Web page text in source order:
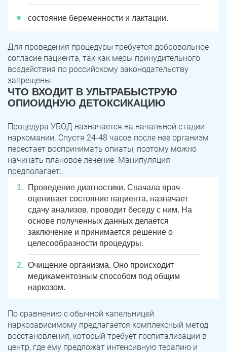
состояние беременности и лактации.
Для проведения процедуры требуется добровольное
согласие пациента, так как меры принудительного
воздействия по российскому законодательству
запрещены.
ЧТО ВХОДИТ В УЛЬТРАБЫСТРУЮ
ОПИОИДНУЮ ДЕТОКСИКАЦИЮ
Процедура УБОД назначается на начальной стадии
наркомании. Спустя 24-48 часов после нее организм
перестает воспринимать опиаты, поэтому можно
начинать плановое лечение. Манипуляция
предполагает:
Проведение диагностики. Сначала врач
оценивает состояние пациента, назначает
сдачу анализов, проводит беседу с ним. На
основе полученных данных делается
заключение и принимается решение о
целесообразности процедуры.
Очищение организма. Оно происходит
медикаментозным способом под общим
наркозом.
По сравнению с обычной капельницей
наркозависимому предлагается комплексный метод
восстановления, который требует госпитализации в
центр, где ему предложат интенсивную терапию и
ПОЛУЧИТЬ ПОМОЩЬ
ЗАДАТЬ ВОПРОС
ПОЛУЧИТЬ ПОМОЩЬ
Касли Роза
Челябинск
Красногорский Нязепетровск
Первомайский Карабаш
ПОЛУЧИТЬ ПОМОЩЬ